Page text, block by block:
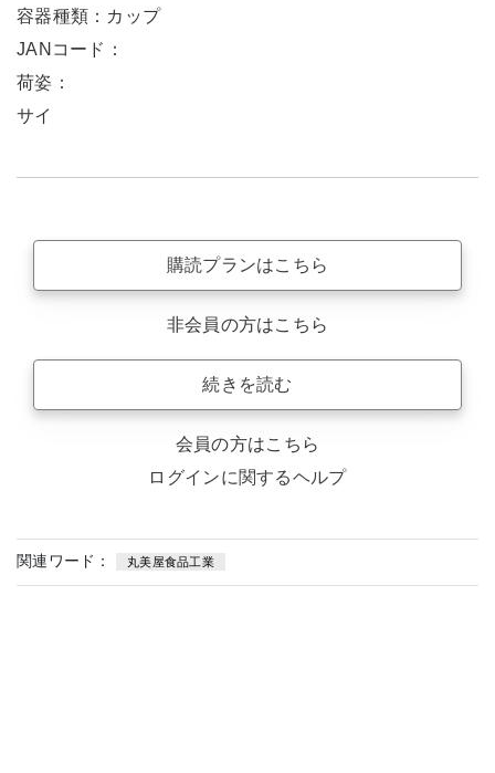
容器種類：カップ
JANコード：
荷姿：
サイ
購読プランはこちら
非会員の方はこちら
続きを読む
会員の方はこちら
ログインに関するヘルプ
関連ワード： 丸美屋食品工業